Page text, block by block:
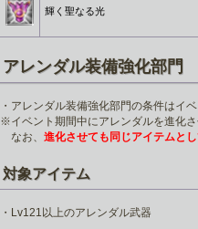
輝く聖なる光
アレンダル装備強化部門
・アレンダル装備強化部門の条件はイ
※イベント期間中にアレンダルを進化
なお、 進化させても同じアイテムと
対象アイテム
・Lv121以上のアレンダル武器